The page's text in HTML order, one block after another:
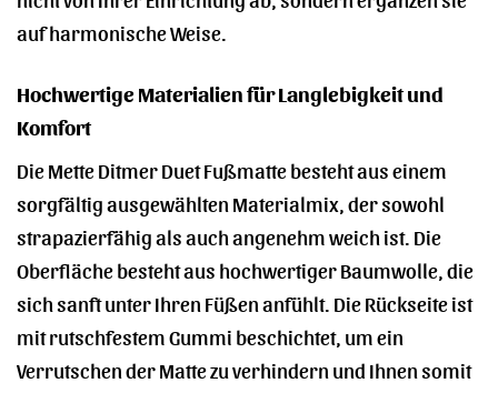
auf harmonische Weise.
Hochwertige Materialien für Langlebigkeit und
Komfort
Die Mette Ditmer Duet Fußmatte besteht aus einem
sorgfältig ausgewählten Materialmix, der sowohl
strapazierfähig als auch angenehm weich ist. Die
Oberfläche besteht aus hochwertiger Baumwolle, die
sich sanft unter Ihren Füßen anfühlt. Die Rückseite ist
mit rutschfestem Gummi beschichtet, um ein
Verrutschen der Matte zu verhindern und Ihnen somit